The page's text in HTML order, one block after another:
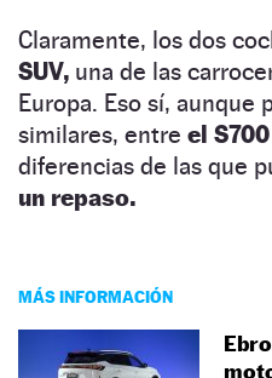
Claramente, los dos
SUV, una de las
Europa. Eso sí, aunque
similares, entre el
diferencias de las que
un repaso.
MÁS INFORMACIÓN